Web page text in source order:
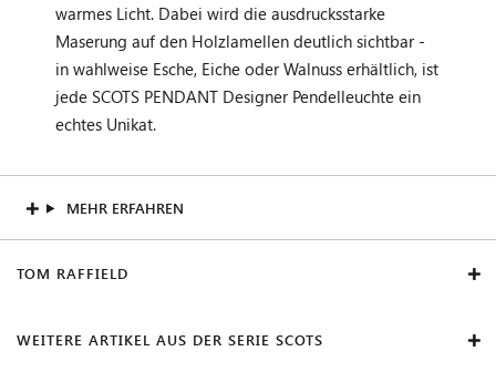
warmes Licht. Dabei wird die ausdrucksstarke
Maserung auf den Holzlamellen deutlich sichtbar -
in wahlweise Esche, Eiche oder Walnuss erhältlich, ist
jede SCOTS PENDANT Designer Pendelleuchte ein
echtes Unikat.
MEHR ERFAHREN
TOM RAFFIELD
WEITERE ARTIKEL AUS DER SERIE SCOTS